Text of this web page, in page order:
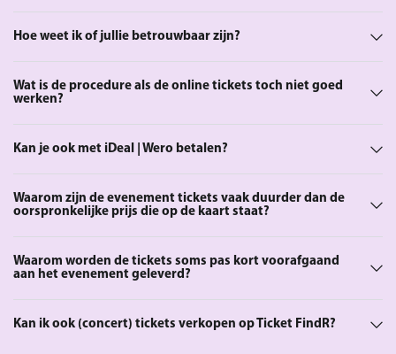
Hoe weet ik of jullie betrouwbaar zijn?
Wat is de procedure als de online tickets toch niet goed
werken?
Kan je ook met iDeal | Wero betalen?
Waarom zijn de evenement tickets vaak duurder dan de
oorspronkelijke prijs die op de kaart staat?
Waarom worden de tickets soms pas kort voorafgaand
aan het evenement geleverd?
Kan ik ook (concert) tickets verkopen op Ticket FindR?